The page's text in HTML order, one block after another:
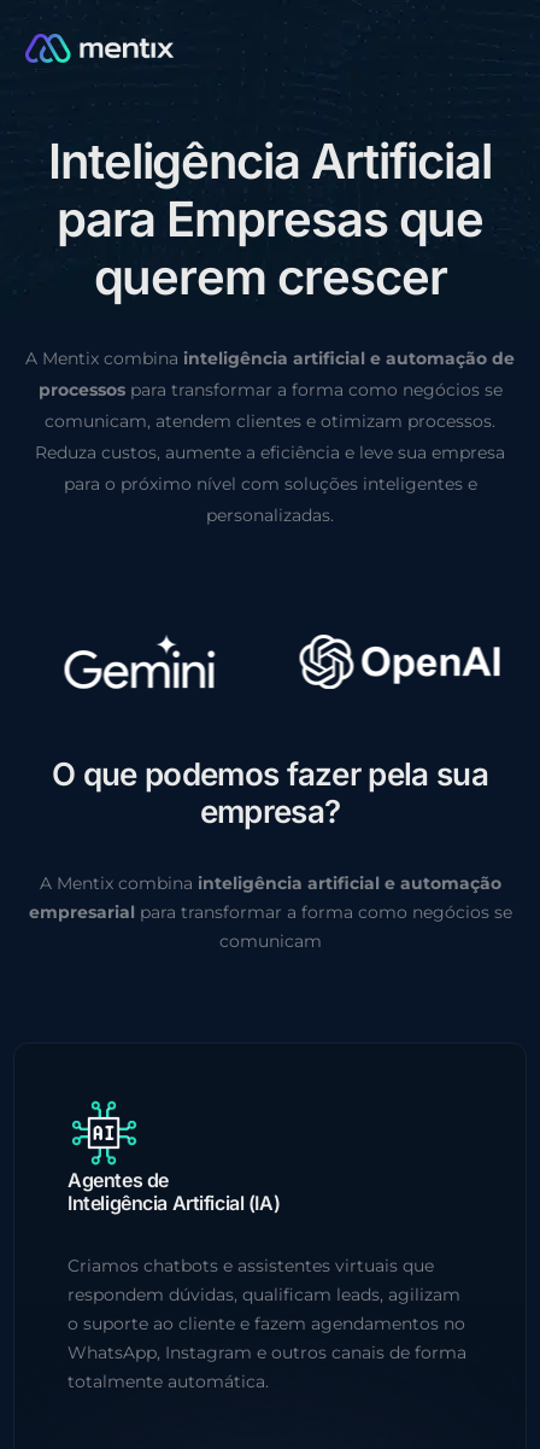
Inteligência Artificial
para Empresas que
querem crescer
A Mentix combina inteligência artificial e automação de
processospara transformar a forma como negócios se
comunicam, atendem clientes e otimizam processos.
Reduza custos, aumente a eficiência e leve sua empresa
para o próximo nível com soluções inteligentes e
personalizadas.
O que podemos fazer pela sua
empresa?
A Mentix combina inteligência artificial e automação
empresarial para transformar a forma como negócios se
comunicam
Agentes de
Inteligência Artificial (IA)
Criamos chatbots e assistentes virtuais que
respondem dúvidas, qualificam leads, agilizam
o suporte ao cliente e fazem agendamentos no
WhatsApp, Instagram e outros canais de forma
totalmente automática.
CONSULTORIA GRÁTIS